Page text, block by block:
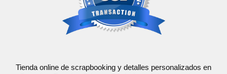
Tienda online de scrapbooking y detalles personalizados en